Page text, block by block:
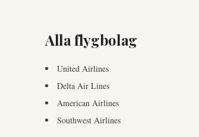
Alla flygbolag
United Airlines
Delta Air Lines
American Airlines
Southwest Airlines